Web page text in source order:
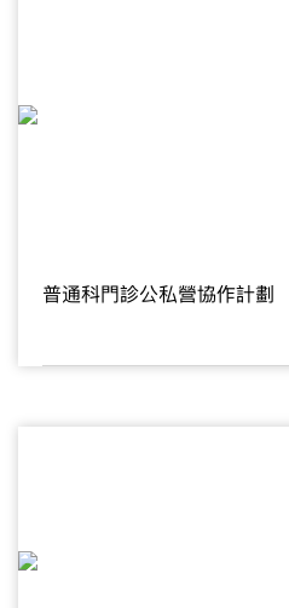
普通科門診公私營協作計劃